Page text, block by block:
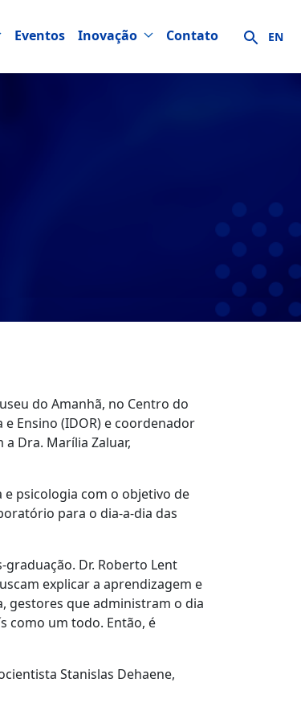
Eventos Inovação Contato EN
do Amanhã, no Centro do
Ensino (IDOR) e coordenador
a Dra. Marília Zaluar,
e psicologia com o objetivo de
para o dia-a-dia das
Dr. Roberto Lent
explicar a aprendizagem e
gestores que administram o dia
como um todo. Então, é
Stanislas Dehaene,